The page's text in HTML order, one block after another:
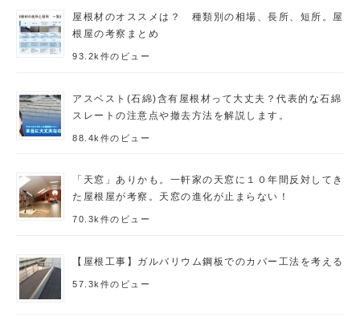
屋根材のオススメは？ 種類別の相場、長所、短所。屋
根屋の考察まとめ
93.2k件のビュー
アスベスト(石綿)含有屋根材って大丈夫？代表的な石綿
スレートの注意点や撤去方法を解説します。
88.4k件のビュー
「天窓」ありかも。一軒家の天窓に１０年間反対してき
た屋根屋が考察。天窓の進化が止まらない！
70.3k件のビュー
【屋根工事】ガルバリウム鋼板でのカバー工法を考える
57.3k件のビュー